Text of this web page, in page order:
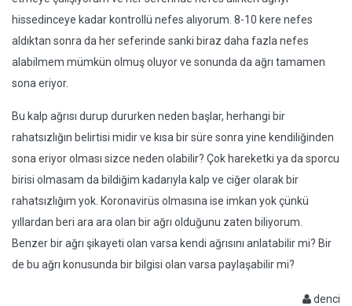
hissedinceye kadar kontrollü nefes alıyorum. 8-10 kere nefes
aldıktan sonra da her seferinde sanki biraz daha fazla nefes
alabilmem mümkün olmuş oluyor ve sonunda da ağrı tamamen
sona eriyor.
Bu kalp ağrısı durup dururken neden başlar, herhangi bir
rahatsızlığın belirtisi midir ve kısa bir süre sonra yine kendiliğinden
sona eriyor olması sizce neden olabilir? Çok hareketki ya da sporcu
birisi olmasam da bildiğim kadarıyla kalp ve ciğer olarak bir
rahatsızlığım yok. Koronavirüs olmasına ise imkan yok çünkü
yıllardan beri ara ara olan bir ağrı olduğunu zaten biliyorum.
Benzer bir ağrı şikayeti olan varsa kendi ağrısını anlatabilir mi? Bir
de bu ağrı konusunda bir bilgisi olan varsa paylaşabilir mi?
denci